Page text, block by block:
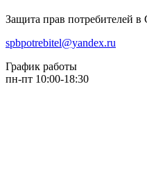
Защита прав потребителей в
spbpotrebitel@yandex.ru
График работы
пн-пт 10:00-18:30